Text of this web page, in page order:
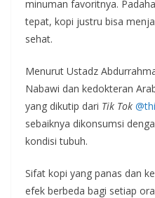
minuman favoritnya.
tepat, kopi justru bisa
sehat.
Menurut Ustadz
Nabawi dan kedokteran
yang dikutip dari Tik Tok
sebaiknya dikonsumsi
kondisi tubuh.
Sifat kopi yang panas dan
efek berbeda bagi setiap